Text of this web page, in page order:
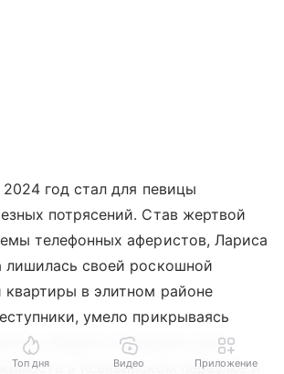
год стал для певицы
потрясений. Став жертвой
телефонных аферистов, Лариса
лишилась своей роскошной
квартиры в элитном районе
умело прикрываясь
убедили эстрадную диву
в Ксеньинском переулке и
Топ дня Видео Приложение